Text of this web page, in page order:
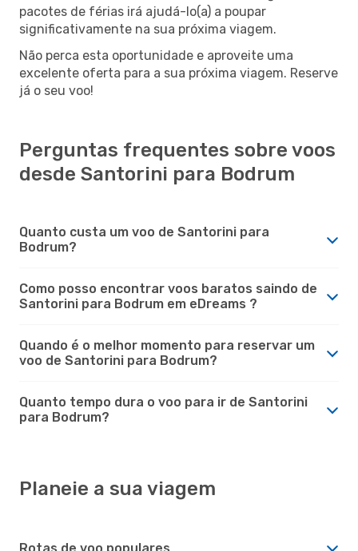
pacotes de férias irá ajudá-lo(a) a poupar
significativamente na sua próxima viagem.
Não perca esta oportunidade e aproveite uma
excelente oferta para a sua próxima viagem. Reserve
já o seu voo!
Perguntas frequentes sobre voos
desde Santorini para Bodrum
Quanto custa um voo de Santorini para
Bodrum?
Como posso encontrar voos baratos saindo de
Santorini para Bodrum em eDreams ?
Quando é o melhor momento para reservar um
voo de Santorini para Bodrum?
Quanto tempo dura o voo para ir de Santorini
para Bodrum?
Planeie a sua viagem